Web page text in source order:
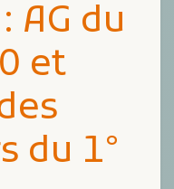
AG du
et
du 1°